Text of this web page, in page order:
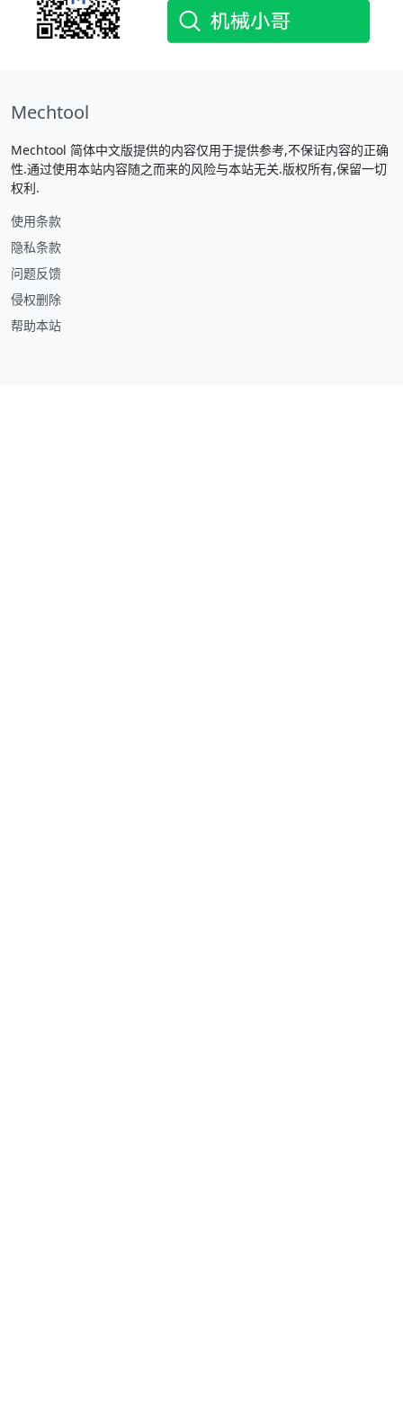
Mechtool
Mechtool 简体中文版提供的内容仅用于提供参考,不保证内容的正确
性.通过使用本站内容随之而来的风险与本站无关.版权所有,保留一切
权利.
使用条款
隐私条款
问题反馈
侵权删除
帮助本站